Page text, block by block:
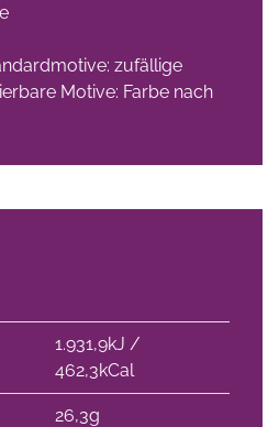
zufällige
Motive: Farbe nach
1.931,9kJ /
462,3kCal
26,3g